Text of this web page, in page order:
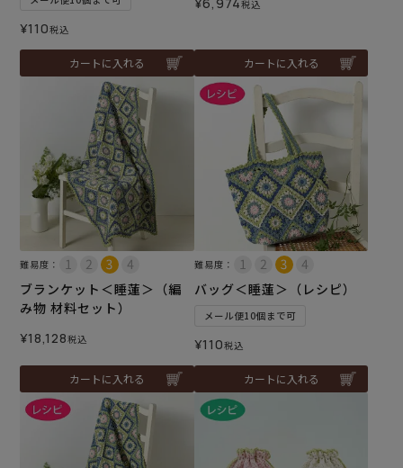
¥110税込
カートに入れる
税込
カートに入れる
難易度：
ブランケット＜睡蓮＞（編
み物 材料セット）
¥18,128税込
カートに入れる
難易度：
バッグ＜睡蓮＞（レシピ）
メール便10個まで可
¥110税込
カートに入れる